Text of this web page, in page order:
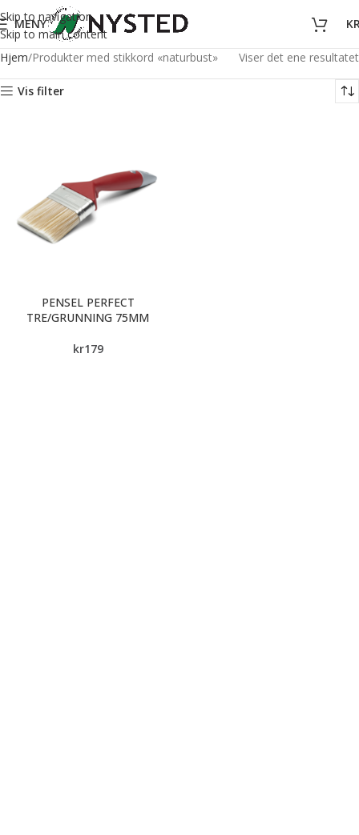
Skip to navigation
Skip to main content
MENY
Hjem Produkter med stikkord «naturbust» Viser det ene resultatet
Vis filter
PENSEL PERFECT
TRE/GRUNNING 75MM
kr179